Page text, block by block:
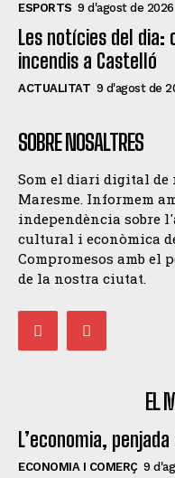
ESPORTS 9 d'agost de 2026
Les notícies del
incendis a Castelló
ACTUALITAT 9 d'agost de
SOBRE NOSALTRES
Som el diari digital de
Maresme. Informem
independència sobre
cultural i econòmica
Compromesos amb
de la nostra ciutat.
EL
L’economia, penjada
ECONOMIA I COMERÇ 9